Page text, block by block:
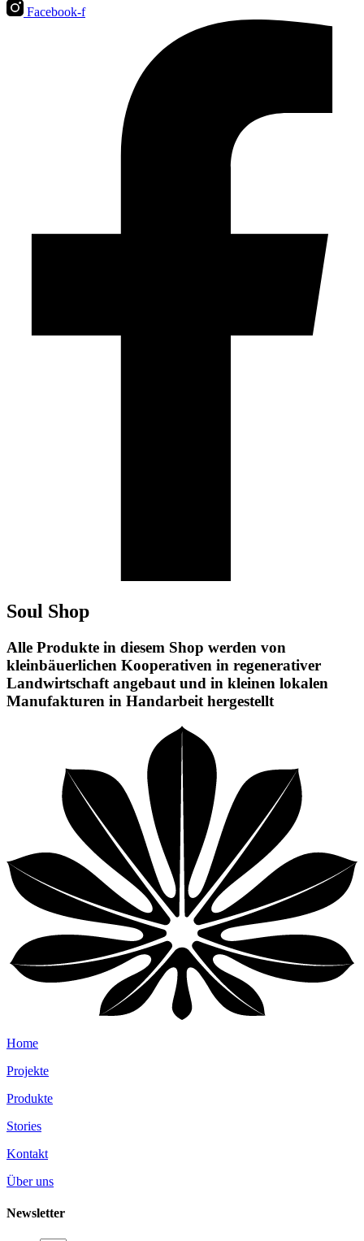
Facebook-f
Soul Shop
Alle Produkte in diesem Shop werden von
kleinbäuerlichen Kooperativen in regenerativer
Landwirtschaft angebaut und in kleinen lokalen
Manufakturen in Handarbeit hergestellt
Home
Projekte
Produkte
Stories
Kontakt
Über uns
Newsletter